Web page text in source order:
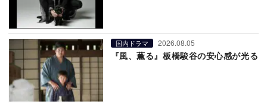
国内ドラマ 2026.08.05
『風、薫る』板橋駿谷の安心感が光る